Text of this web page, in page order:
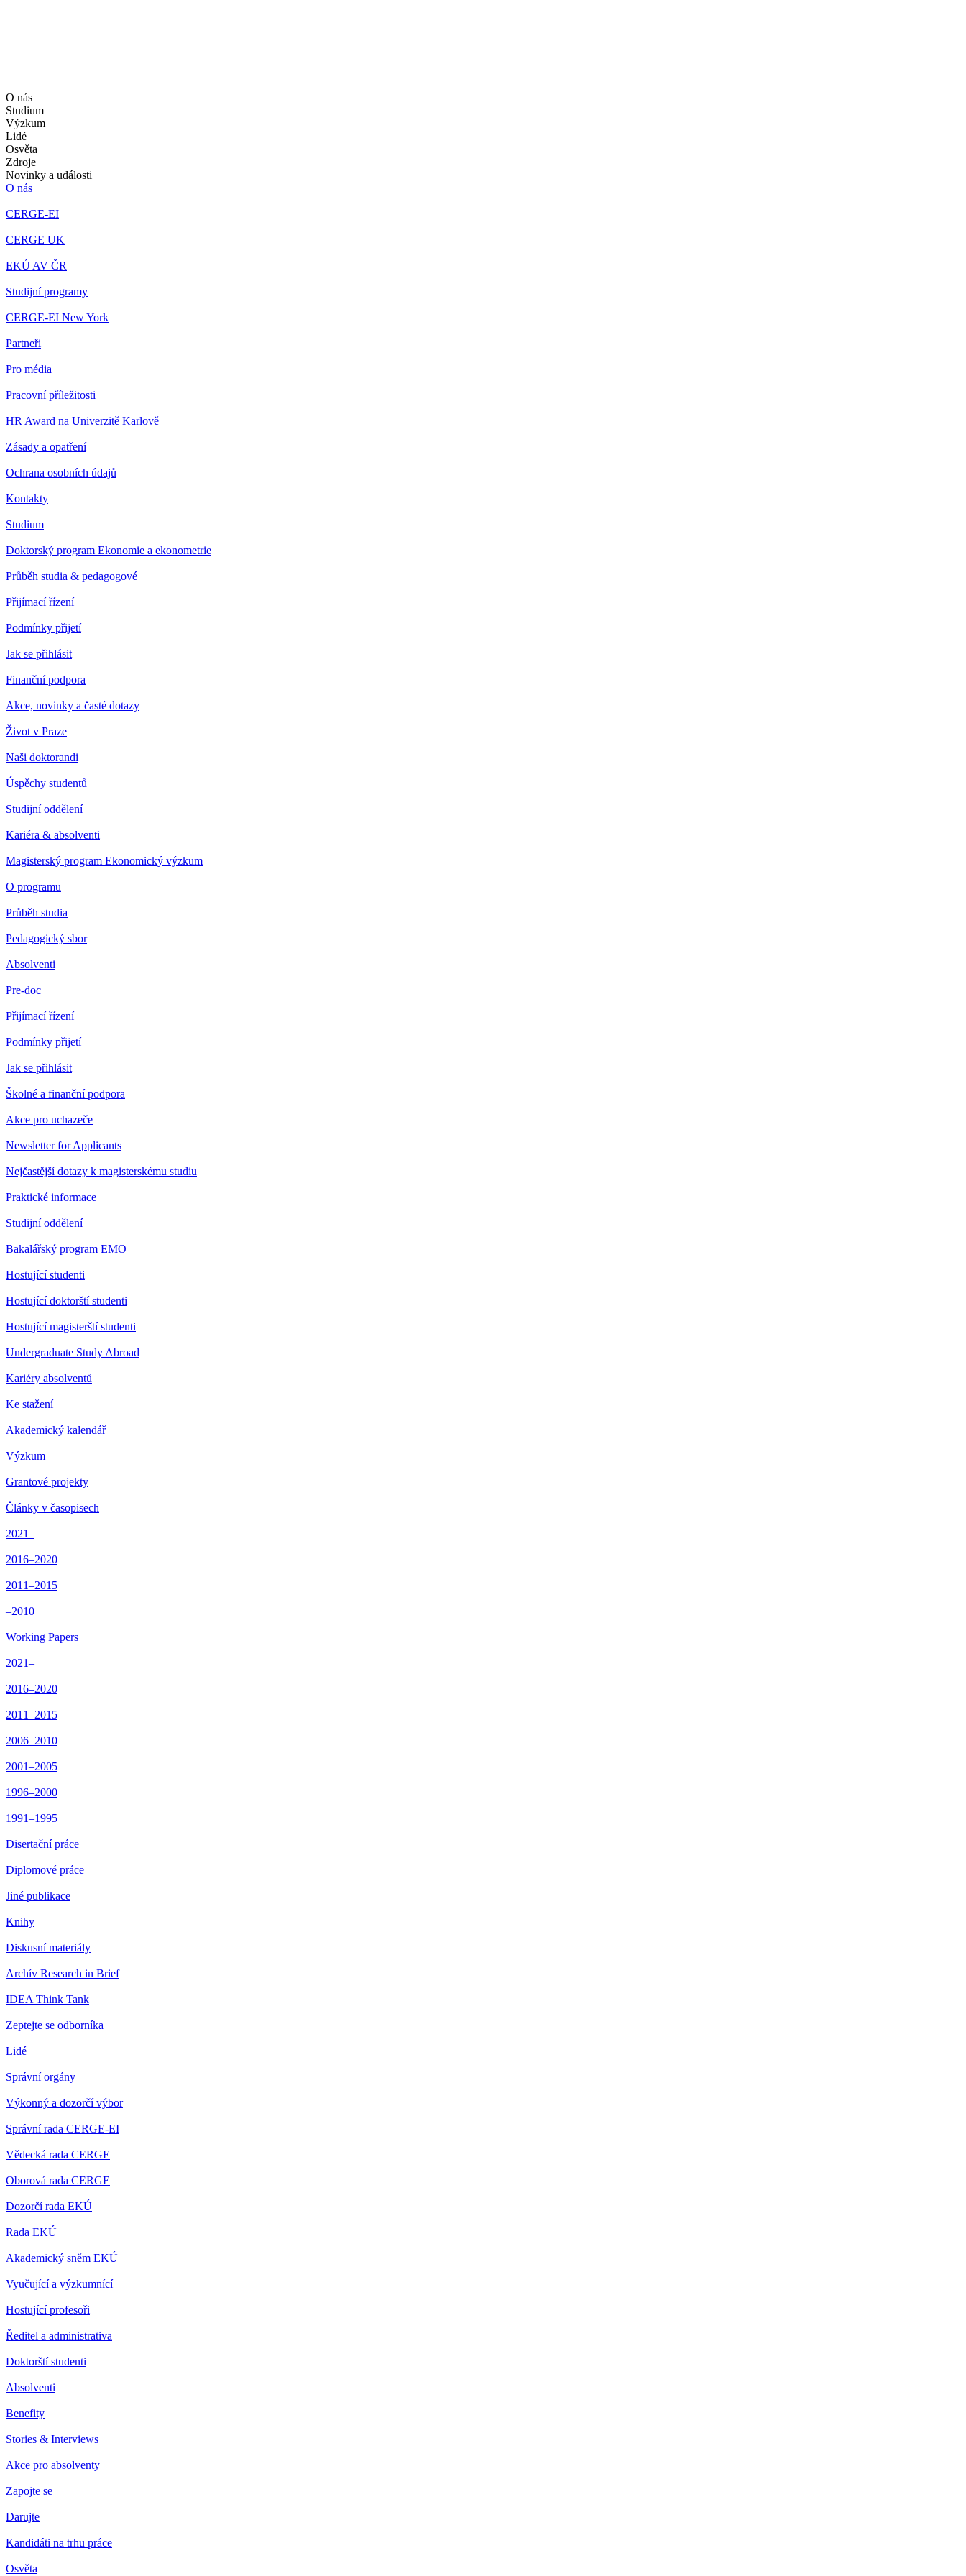
O nás
Studium
Výzkum
Lidé
Osvěta
Zdroje
Novinky a události
O nás
CERGE-EI
CERGE UK
EKÚ AV ČR
Studijní programy
CERGE-EI New York
Partneři
Pro média
Pracovní příležitosti
HR Award na Univerzitě Karlově
Zásady a opatření
Ochrana osobních údajů
Kontakty
Studium
Doktorský program Ekonomie a ekonometrie
Průběh studia & pedagogové
Přijímací řízení
Podmínky přijetí
Jak se přihlásit
Finanční podpora
Akce, novinky a časté dotazy
Život v Praze
Naši doktorandi
Úspěchy studentů
Studijní oddělení
Kariéra & absolventi
Magisterský program Ekonomický výzkum
O programu
Průběh studia
Pedagogický sbor
Absolventi
Pre-doc
Přijímací řízení
Podmínky přijetí
Jak se přihlásit
Školné a finanční podpora
Akce pro uchazeče
Newsletter for Applicants
Nejčastější dotazy k magisterskému studiu
Praktické informace
Studijní oddělení
Bakalářský program EMO
Hostující studenti
Hostující doktorští studenti
Hostující magisterští studenti
Undergraduate Study Abroad
Kariéry absolventů
Ke stažení
Akademický kalendář
Výzkum
Grantové projekty
Články v časopisech
2021–
2016–2020
2011–2015
–2010
Working Papers
2021–
2016–2020
2011–2015
2006–2010
2001–2005
1996–2000
1991–1995
Disertační práce
Diplomové práce
Jiné publikace
Knihy
Diskusní materiály
Archív Research in Brief
IDEA Think Tank
Zeptejte se odborníka
Lidé
Správní orgány
Výkonný a dozorčí výbor
Správní rada CERGE-EI
Vědecká rada CERGE
Oborová rada CERGE
Dozorčí rada EKÚ
Rada EKÚ
Akademický sněm EKÚ
Vyučující a výzkumnící
Hostující profesoři
Ředitel a administrativa
Doktorští studenti
Absolventi
Benefity
Stories & Interviews
Akce pro absolventy
Zapojte se
Darujte
Kandidáti na trhu práce
Osvěta